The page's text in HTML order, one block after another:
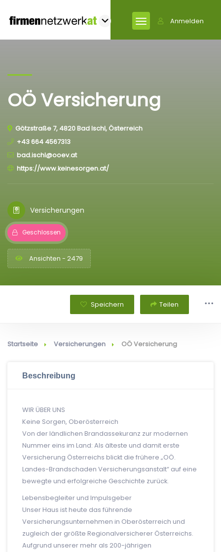
Anmelden
OÖ Versicherung
Götzstraße 7, 4820 Bad Ischl, Österreich
+43 664 4567313
bad.ischl@ooev.at
https://www.keinesorgen.at/
Versicherungen
Geschlossen
Ansichten - 2479
Speichern Teilen
Startseite Versicherungen OÖ Versicherung
Beschreibung
WIR ÜBER UNS
Keine Sorgen, Oberösterreich
Von der ländlichen Brandassekuranz zur modernen
Nummer eins im Land: Als älteste und damit erste
Versicherung Österreichs blickt die frühere „OÖ.
Landes-Brandschaden Versicherungsanstalt“ auf eine
bewegte und erfolgreiche Geschichte zurück.
Lebensbegleiter und Impulsgeber
Unser Haus ist heute das führende
Versicherungsunternehmen in Oberösterreich und
zugleich der größte Regionalversicherer Österreichs.
Aufgrund unserer mehr als 200-jährigen